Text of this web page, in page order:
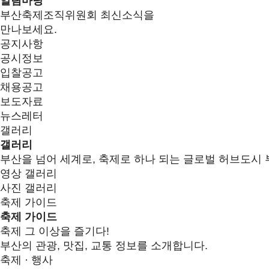
부산축제조직위원회 최신소식을
만나보세요.
공지사항
공시정보
입찰공고
채용공고
보도자료
뉴스레터
갤러리
갤러리
부산을 넘어 세계로, 축제로 하나 되는 글로벌 허브도시
영상 갤러리
사진 갤러리
축제 가이드
축제 가이드
축제 그 이상을 즐기다!
부산의 관광, 맛집, 교통 정보를 소개합니다.
축제 · 행사